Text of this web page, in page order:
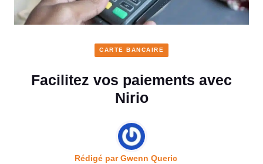
CARTE BANCAIRE
Facilitez vos paiements avec
Nirio
Rédigé parGwenn Queric